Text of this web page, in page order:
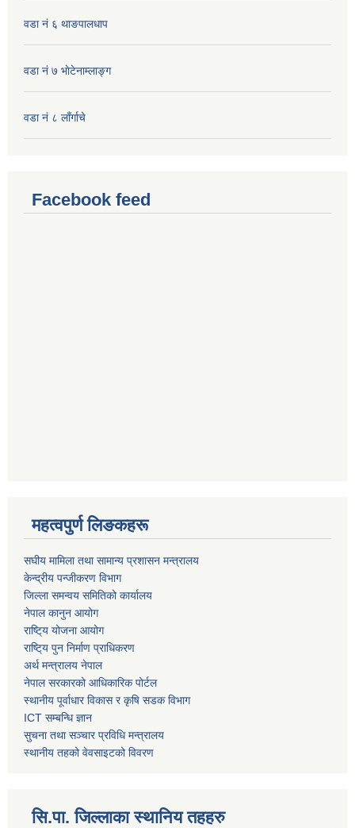
वडा नं ६ थाङपालधाप
वडा नं ७ भाेटेनाम्लाङ्ग
वडा नं ८ लाँर्गाचे
Facebook feed
महत्वपुर्ण लिङकहरू
स‌घीय मामिला तथा सामान्य प्रशासन मन्त्रालय
केन्द्रीय पन्जीकरण विभाग
जिल्ला समन्वय समितिको कार्यालय
नेपाल कानुन आयोग
राष्टि्य योजना आयोग
राष्टि्य पुन निर्माण प्राधिकरण
अर्थ मन्त्रालय नेपाल
नेपाल सरकारको आधिकारिक पोर्टल
स्थानीय पूर्वाधार विकास र कृषि सडक विभाग
ICT सम्बन्धि ज्ञान
सुचना तथा सञ्चार प्रविधि मन्त्रालय
स्थानीय तहको वेवसाइटको विवरण
सि.पा. जिल्लाका स्थानिय तहहरु